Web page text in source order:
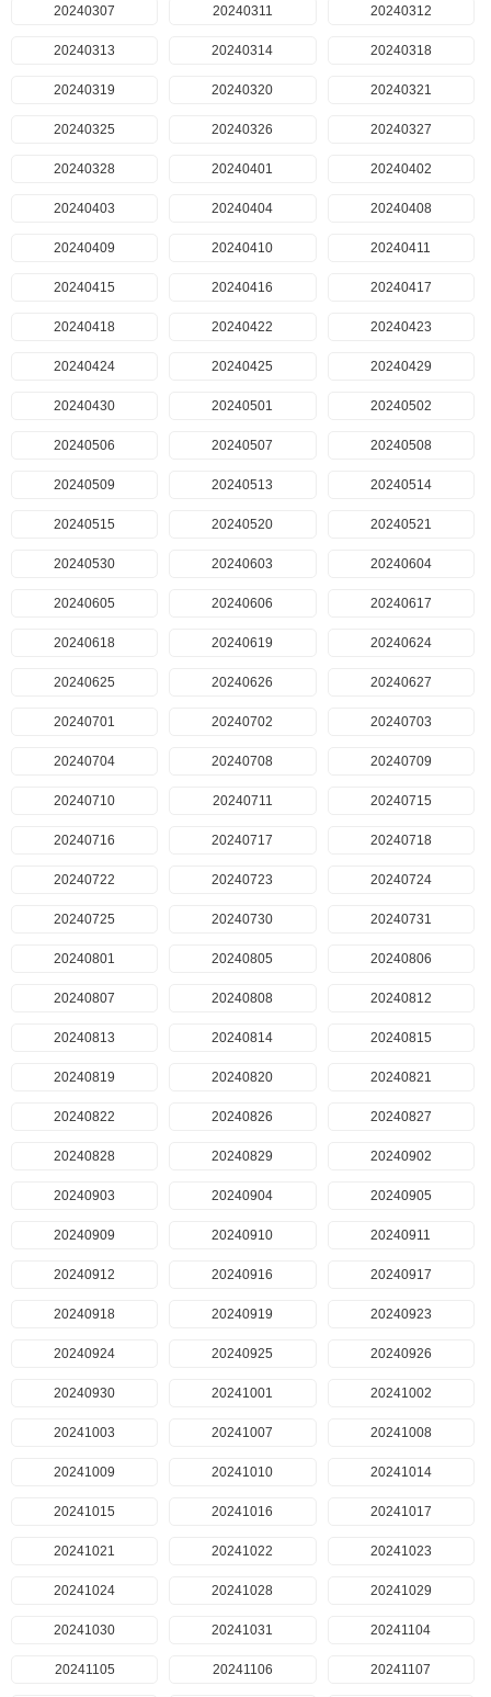
20240307 20240311 20240312
20240313 20240314 20240318
20240319 20240320 20240321
20240325 20240326 20240327
20240328 20240401 20240402
20240403 20240404 20240408
20240409 20240410 20240411
20240415 20240416 20240417
20240418 20240422 20240423
20240424 20240425 20240429
20240430 20240501 20240502
20240506 20240507 20240508
20240509 20240513 20240514
20240515 20240520 20240521
20240530 20240603 20240604
20240605 20240606 20240617
20240618 20240619 20240624
20240625 20240626 20240627
20240701 20240702 20240703
20240704 20240708 20240709
20240710 20240711 20240715
20240716 20240717 20240718
20240722 20240723 20240724
20240725 20240730 20240731
20240801 20240805 20240806
20240807 20240808 20240812
20240813 20240814 20240815
20240819 20240820 20240821
20240822 20240826 20240827
20240828 20240829 20240902
20240903 20240904 20240905
20240909 20240910 20240911
20240912 20240916 20240917
20240918 20240919 20240923
20240924 20240925 20240926
20240930 20241001 20241002
20241003 20241007 20241008
20241009 20241010 20241014
20241015 20241016 20241017
20241021 20241022 20241023
20241024 20241028 20241029
20241030 20241031 20241104
20241105 20241106 20241107